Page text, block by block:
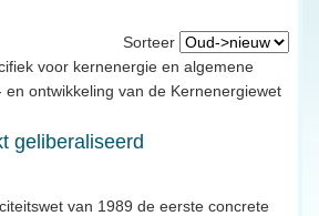
Sorteer
voor kernenergie en algemene
en ontwikkeling van de Kernenergiewet
geliberaliseerd
van 1989 de eerste concrete